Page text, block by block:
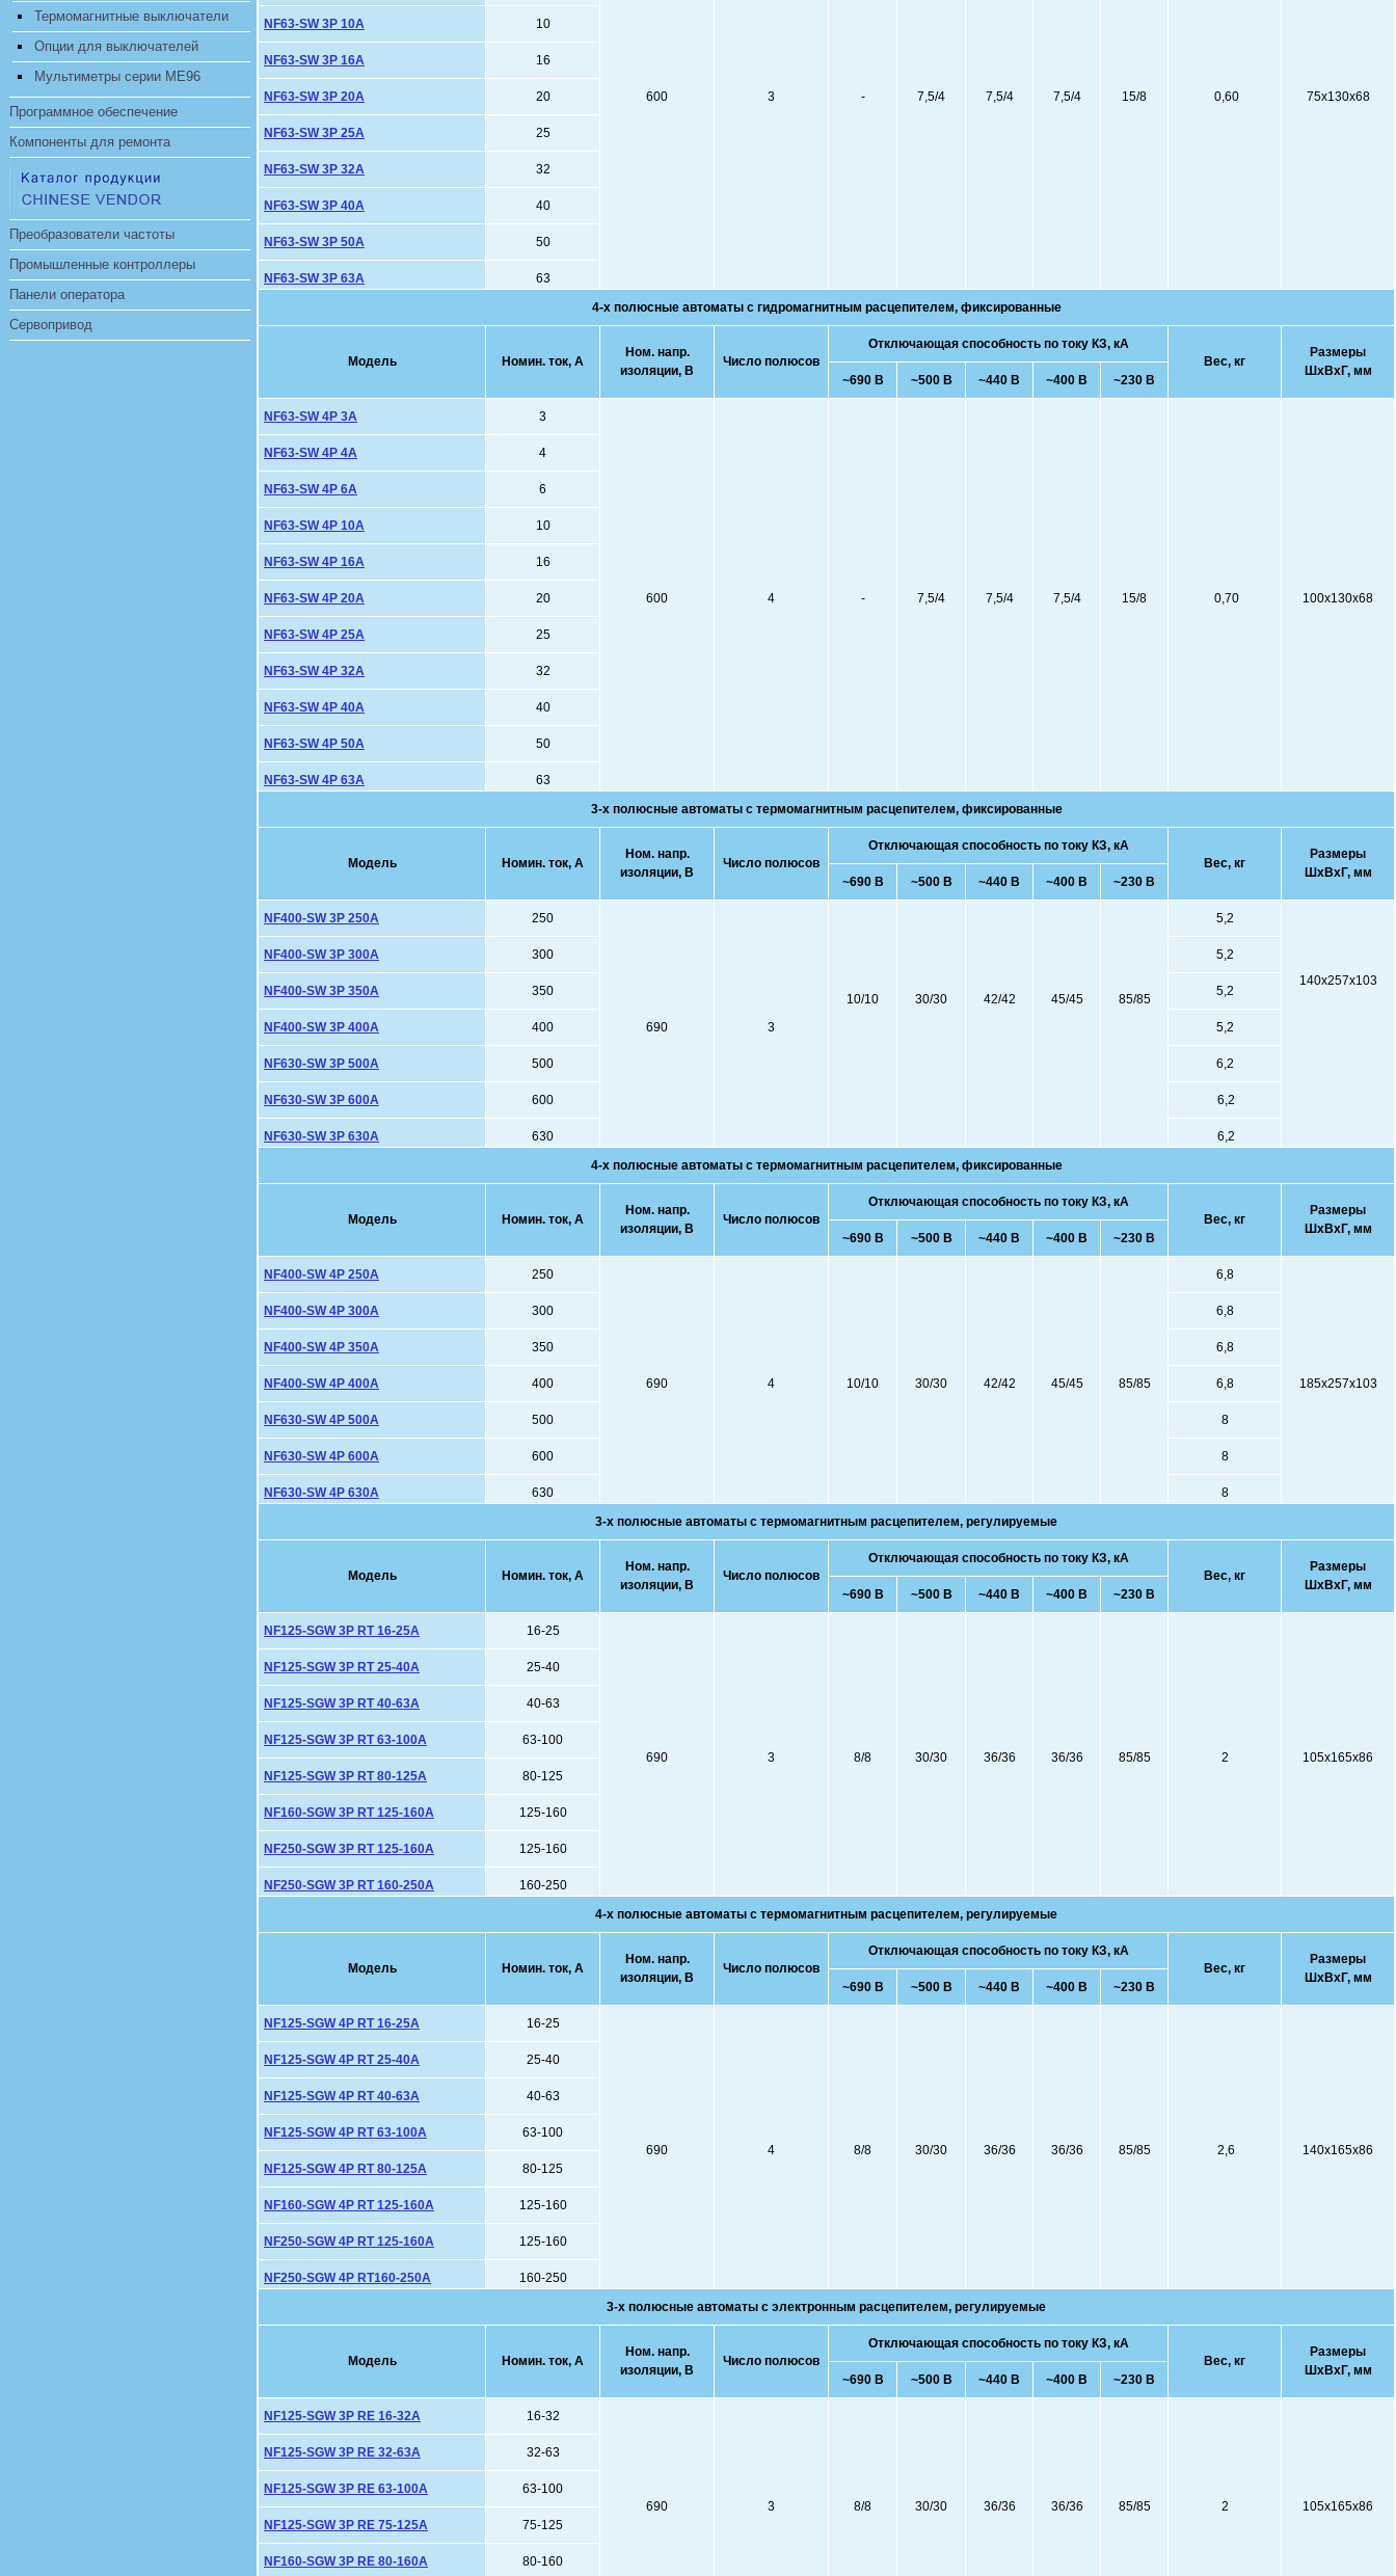
Термомагнитные выключатели
Опции для выключателей
Мультиметры серии ME96
Программное обеспечение
Компоненты для ремонта
Преобразователи частоты
Промышленные контроллеры
Панели оператора
Сервопривод
600 3 - 7,5/4 7,5/4 7,5/4 15/8 0,60 75х130х68
NF63-SW 3P 10A 10
NF63-SW 3P 16A 16
NF63-SW 3P 20A 20
NF63-SW 3P 25A 25
NF63-SW 3P 32A 32
NF63-SW 3P 40A 40
NF63-SW 3P 50A 50
NF63-SW 3P 63A
63
4-х полюсные автоматы с гидромагнитным расцепителем, фиксированные
Модель Номин. ток, А
Ном. напр.
изоляции, В
Число полюсов
Отключающая способность по току КЗ, кА
Вес, кг
Размеры
ШхВхГ, мм
~690 В ~500 В ~440 В ~400 В ~230 В
NF63-SW 4P 3A 3
600 4 - 7,5/4 7,5/4 7,5/4 15/8 0,70 100х130x68
NF63-SW 4P 4A 4
NF63-SW 4P 6A 6
NF63-SW 4P 10A 10
NF63-SW 4P 16A 16
NF63-SW 4P 20A 20
NF63-SW 4P 25A 25
NF63-SW 4P 32A 32
NF63-SW 4P 40A 40
NF63-SW 4P 50A 50
NF63-SW 4P 63A
63
3-х полюсные автоматы с термомагнитным расцепителем, фиксированные
Модель Номин. ток, А
Ном. напр.
изоляции, В
Число полюсов
Отключающая способность по току КЗ, кА
Вес, кг
Размеры
ШхВхГ, мм
~690 В ~500 В ~440 В ~400 В ~230 В
NF400-SW 3P 250A 250
690 3
10/10 30/30 42/42 45/45 85/85
5,2
140х257х103
NF400-SW 3P 300A 300 5,2
NF400-SW 3P 350A 350 5,2
NF400-SW 3P 400A 400 5,2
NF630-SW 3P 500A 500 6,2
NF630-SW 3P 600A 600 6,2
NF630-SW 3P 630A 630
6,2
4-х полюсные автоматы с термомагнитным расцепителем, фиксированные
Модель Номин. ток, А
Ном. напр.
изоляции, В
Число полюсов
Отключающая способность по току КЗ, кА
Вес, кг
Размеры
ШхВхГ, мм
~690 В ~500 В ~440 В ~400 В ~230 В
NF400-SW 4P 250A 250
690 4 10/10 30/30 42/42 45/45 85/85
6,8
185х257x103
NF400-SW 4P 300A 300 6,8
NF400-SW 4P 350A 350 6,8
NF400-SW 4P 400A 400 6,8
NF630-SW 4P 500A 500 8
NF630-SW 4P 600A 600 8
NF630-SW 4P 630A 630
8
3-х полюсные автоматы с термомагнитным расцепителем, регулируемые
Модель Номин. ток, А
Ном. напр.
изоляции, В
Число полюсов
Отключающая способность по току КЗ, кА
Вес, кг
Размеры
ШхВхГ, мм
~690 В ~500 В ~440 В ~400 В ~230 В
NF125-SGW 3P RT 16-25A 16-25
690 3 8/8 30/30 36/36 36/36 85/85 2 105x165x86
NF125-SGW 3P RT 25-40A 25-40
NF125-SGW 3P RT 40-63A 40-63
NF125-SGW 3P RT 63-100A 63-100
NF125-SGW 3P RT 80-125A 80-125
NF160-SGW 3P RT 125-160A 125-160
NF250-SGW 3P RT 125-160A 125-160
NF250-SGW 3P RT 160-250A
160-250
4-х полюсные автоматы с термомагнитным расцепителем, регулируемые
Модель Номин. ток, А
Ном. напр.
изоляции, В
Число полюсов
Отключающая способность по току КЗ, кА
Вес, кг
Размеры
ШхВхГ, мм
~690 В ~500 В ~440 В ~400 В ~230 В
NF125-SGW 4P RT 16-25A 16-25
690 4 8/8 30/30 36/36 36/36 85/85 2,6 140x165x86
NF125-SGW 4P RT 25-40A 25-40
NF125-SGW 4P RT 40-63A 40-63
NF125-SGW 4P RT 63-100A 63-100
NF125-SGW 4P RT 80-125A 80-125
NF160-SGW 4P RT 125-160A 125-160
NF250-SGW 4P RT 125-160A 125-160
NF250-SGW 4P RT160-250A
160-250
3-х полюсные автоматы с электронным расцепителем, регулируемые
Модель Номин. ток, А
Ном. напр.
изоляции, В
Число полюсов
Отключающая способность по току КЗ, кА
Вес, кг
Размеры
ШхВхГ, мм
~690 В ~500 В ~440 В ~400 В ~230 В
NF125-SGW 3P RE 16-32A 16-32
690 3 8/8 30/30 36/36 36/36 85/85 2 105x165x86
NF125-SGW 3P RE 32-63A 32-63
NF125-SGW 3P RE 63-100A 63-100
NF125-SGW 3P RE 75-125A 75-125
NF160-SGW 3P RE 80-160A 80-160